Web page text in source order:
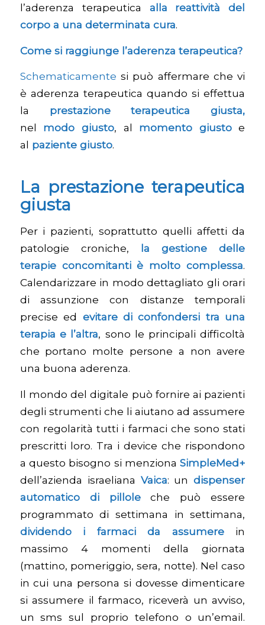
l’aderenza terapeutica alla reattività del
corpo a una determinata cura.
Come si raggiunge l’aderenza terapeutica?
Schematicamente si può affermare che vi
è aderenza terapeutica quando si effettua
la prestazione terapeutica giusta,
nel modo giusto, al momento giustoe
al paziente giusto.
La prestazione terapeutica
giusta
Per i pazienti, soprattutto quelli affetti da
patologie croniche, la gestione delle
terapie concomitanti è molto complessa.
Calendarizzare in modo dettagliato gli orari
di assunzione con distanze temporali
precise ed evitare di confondersi tra una
terapia e l’altra, sono le principali difficoltà
che portano molte persone a non avere
una buona aderenza.
Il mondo del digitale può fornire ai pazienti
degli strumenti che li aiutano ad assumere
con regolarità tutti i farmaci che sono stati
prescritti loro. Tra i device che rispondono
a questo bisogno si menzionaSimpleMed+
dell’azienda israeliana Vaica: undispenser
automatico di pilloleche può essere
programmato di settimana in settimana,
dividendo i farmaci da assumerein
massimo 4 momenti della giornata
(mattino, pomeriggio, sera, notte). Nel caso
in cui una persona si dovesse dimenticare
si assumere il farmaco, riceverà un avviso,
un sms sul proprio telefono o un’email.